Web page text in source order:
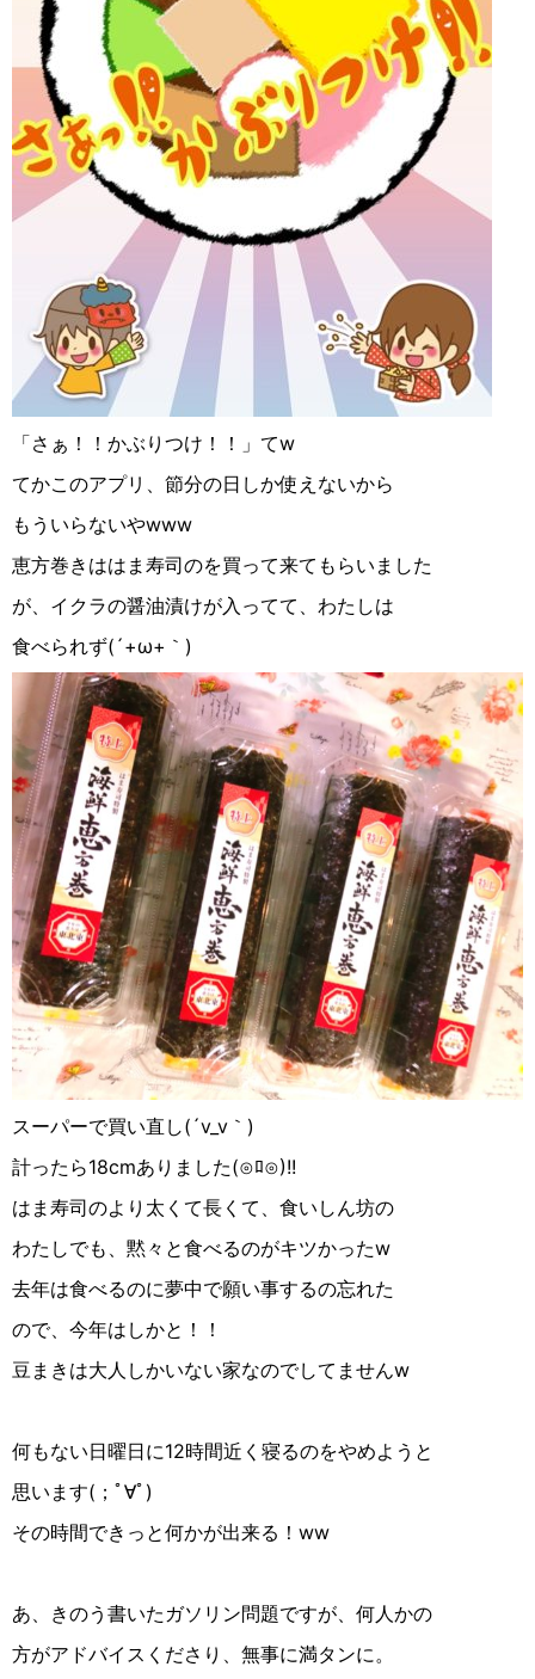
「さぁ！！かぶりつけ！！」てw
てかこのアプリ、節分の日しか使えないから
もういらないやwww
恵方巻きははま寿司のを買って来てもらいました
が、イクラの醤油漬けが入ってて、わたしは
食べられず(´+ω+｀)
スーパーで買い直し(´v_v｀)
計ったら18cmありました(⊙︎ﾛ⊙︎)!!
はま寿司のより太くて長くて、食いしん坊の
わたしでも、黙々と食べるのがキツかったw
去年は食べるのに夢中で願い事するの忘れた
ので、今年はしかと！！
豆まきは大人しかいない家なのでしてませんw
何もない日曜日に12時間近く寝るのをやめようと
思います(；ﾟ∀ﾟ︎)
その時間できっと何かが出来る！ww
あ、きのう書いたガソリン問題ですが、何人かの
方がアドバイスくださり、無事に満タンに。